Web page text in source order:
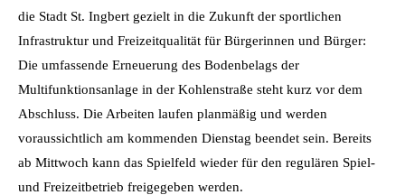
die Stadt St. Ingbert gezielt in die Zukunft der sportlichen
Infrastruktur und Freizeitqualität für Bürgerinnen und Bürger:
Die umfassende Erneuerung des Bodenbelags der
Multifunktionsanlage in der Kohlenstraße steht kurz vor dem
Abschluss. Die Arbeiten laufen planmäßig und werden
voraussichtlich am kommenden Dienstag beendet sein. Bereits
ab Mittwoch kann das Spielfeld wieder für den regulären Spiel-
und Freizeitbetrieb freigegeben werden.